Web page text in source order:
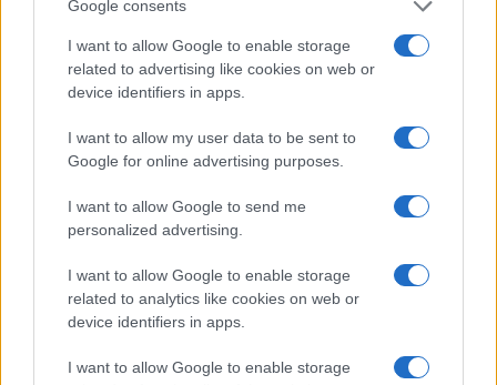
Google consents
I want to allow Google to enable storage
related to advertising like cookies on web or
device identifiers in apps.
I want to allow my user data to be sent to
Google for online advertising purposes.
I want to allow Google to send me
personalized advertising.
I want to allow Google to enable storage
related to analytics like cookies on web or
device identifiers in apps.
I want to allow Google to enable storage
Exploration des modèles de médecine de conciergerie et de